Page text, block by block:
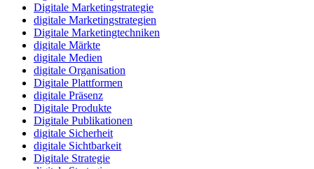
Digitale Marketingstrategie
digitale Marketingstrategien
Digitale Marketingtechniken
digitale Märkte
digitale Medien
digitale Organisation
Digitale Plattformen
digitale Präsenz
Digitale Produkte
Digitale Publikationen
digitale Sicherheit
digitale Sichtbarkeit
Digitale Strategie